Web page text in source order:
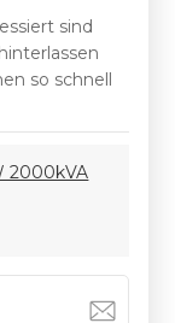
sind
so schnell
2000kVA